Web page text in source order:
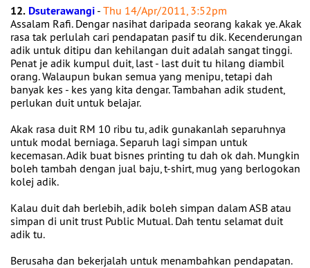
12. Dsuterawangi - Thu 14/Apr/2011, 3:52pm
Assalam Rafi. Dengar nasihat daripada seorang kakak ye. Akak
rasa tak perlulah cari pendapatan pasif tu dik. Kecenderungan
adik untuk ditipu dan kehilangan duit adalah sangat tinggi.
Penat je adik kumpul duit, last - last duit tu hilang diambil
orang. Walaupun bukan semua yang menipu, tetapi dah
banyak kes - kes yang kita dengar. Tambahan adik student,
perlukan duit untuk belajar.
Akak rasa duit RM 10 ribu tu, adik gunakanlah separuhnya
untuk modal berniaga. Separuh lagi simpan untuk
kecemasan. Adik buat bisnes printing tu dah ok dah. Mungkin
boleh tambah dengan jual baju, t-shirt, mug yang berlogokan
kolej adik.
Kalau duit dah berlebih, adik boleh simpan dalam ASB atau
simpan di unit trust Public Mutual. Dah tentu selamat duit
adik tu.
Berusaha dan bekerjalah untuk menambahkan pendapatan.